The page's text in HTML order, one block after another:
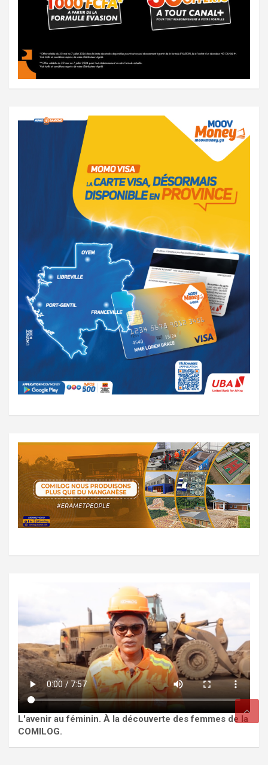
L'avenir au féminin. À la découverte des femmes de la
COMILOG.